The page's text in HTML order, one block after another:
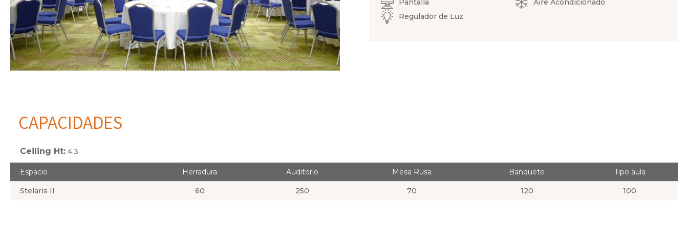
Pantalla
Regulador de Luz
Aire Acondicionado
CAPACIDADES
Ceiling Ht: 4.3
Espacio Herradura Auditorio Mesa Rusa Banquete Tipo aula
Stelaris II 60 250 70 120 100